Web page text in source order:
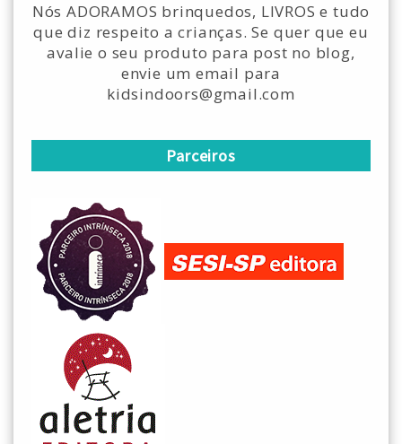
Nós ADORAMOS brinquedos, LIVROS e tudo
que diz respeito a crianças. Se quer que eu
avalie o seu produto para post no blog,
envie um email para
kidsindoors@gmail.com
Parceiros